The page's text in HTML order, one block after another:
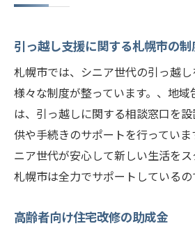
引っ越し支援に関する札幌市の制
札幌市では、シニア世代の引っ越
様々な制度が整っています。、地
は、引っ越しに関する相談窓口を
供や手続きのサポートを行ってい
ニア世代が安心して新しい生活をス
札幌市は全力でサポートしているの
高齢者向け住宅改修の助成金